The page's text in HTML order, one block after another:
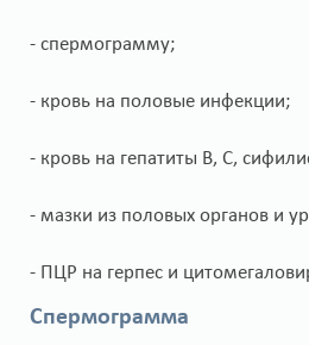
- спермограмму;
- кровь на половые инфекции;
- кровь на гепатиты В, С,
- мазки из половых органов и
- ПЦР на герпес и
Спермограмма